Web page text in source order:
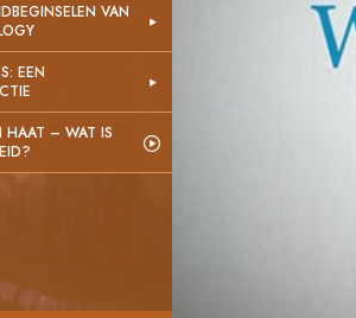
VAN
EEN
HAAT – WAT IS